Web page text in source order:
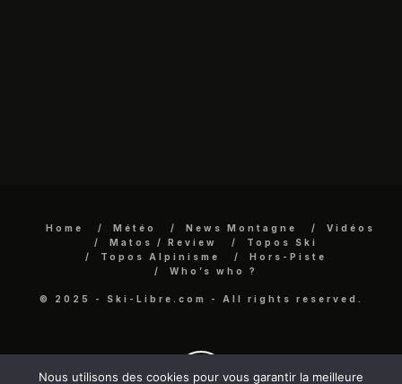
Home Météo News Montagne
Vidéos
Matos / Review
Topos Ski
Topos Alpinisme
Hors-Piste
Who’s who ?
© 2025 - Ski-Libre.com - All rights reserved.
Nous utilisons des cookies pour vous garantir la meilleure